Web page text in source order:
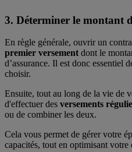
3. Déterminer le montant
En règle générale, ouvrir un
premier versement dont le
d’assurance. Il est donc essentiel
choisir.
Ensuite, tout au long de la vie de
d'effectuer des versements
ou de combiner les deux.
Cela vous permet de gérer votre
capacités, tout en optimisant votre